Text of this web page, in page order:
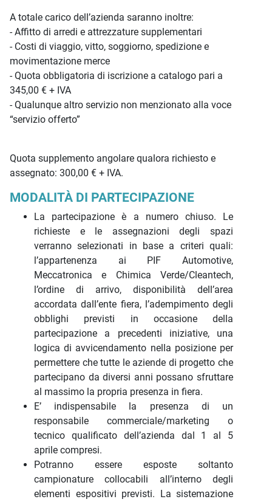
A totale carico dell’azienda saranno inoltre:
- Affitto di arredi e attrezzature supplementari
- Costi di viaggio, vitto, soggiorno, spedizione e
movimentazione merce
- Quota obbligatoria di iscrizione a catalogo pari a
345,00 € + IVA
- Qualunque altro servizio non menzionato alla voce
“servizio offerto”
Quota supplemento angolare qualora richiesto e
assegnato: 300,00 € + IVA.
MODALITÀ DI PARTECIPAZIONE
La partecipazione è a numero chiuso. Le
richieste e le assegnazioni degli spazi
verranno selezionati in base a criteri quali:
l’appartenenza ai PIF Automotive,
Meccatronica e Chimica Verde/Cleantech,
l’ordine di arrivo, disponibilità dell’area
accordata dall’ente fiera, l’adempimento degli
obblighi previsti in occasione della
partecipazione a precedenti iniziative, una
logica di avvicendamento nella posizione per
permettere che tutte le aziende di progetto che
partecipano da diversi anni possano sfruttare
al massimo la propria presenza in fiera.
E’ indispensabile la presenza di un
responsabile commerciale/marketing o
tecnico qualificato dell’azienda dal 1 al 5
aprile compresi.
Potranno essere esposte soltanto
campionature collocabili all’interno degli
elementi espositivi previsti. La sistemazione